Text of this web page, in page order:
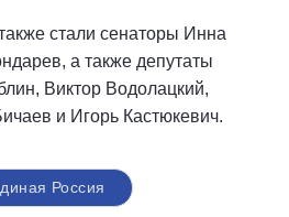
стали сенаторы Инна
а также депутаты
Виктор Водолацкий,
и Игорь Кастюкевич.
Россия